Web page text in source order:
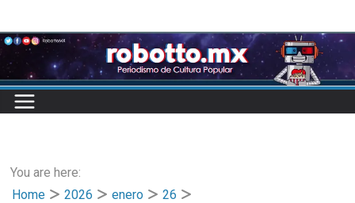
to
content
You are here:
Home
2026 enero
26